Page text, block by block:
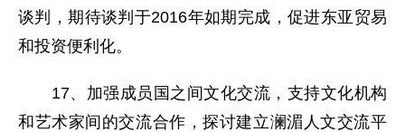
谈判，期待谈判于2016年如期完成，促进东亚贸易
和投资便利化。
17、加强成员国之间文化交流，支持文化机构
和艺术家间的交流合作，探讨建立澜湄人文交流平